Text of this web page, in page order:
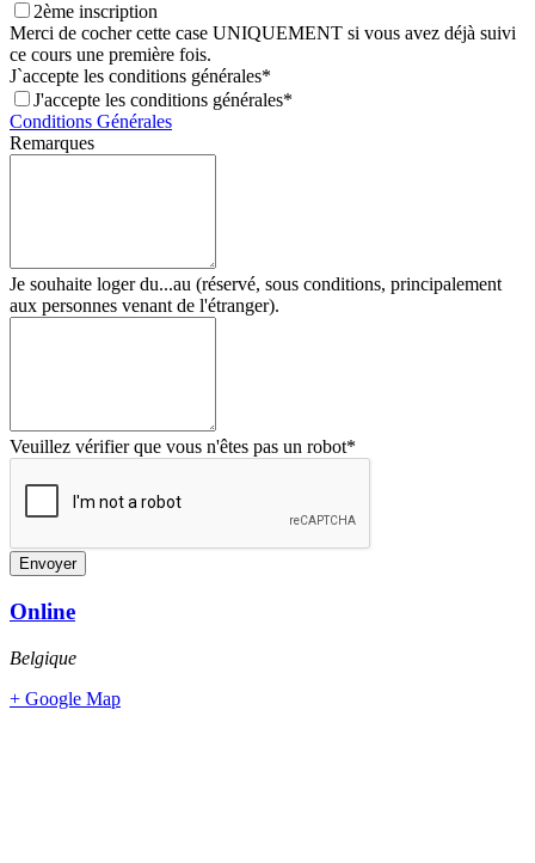
2ème inscription
Merci de cocher cette case UNIQUEMENT si vous avez déjà suivi
ce cours une première fois.
J`accepte les conditions générales*
J'accepte les conditions générales*
Conditions Générales
Remarques
Je souhaite loger du...au (réservé, sous conditions, principalement
aux personnes venant de l'étranger).
Veuillez vérifier que vous n'êtes pas un robot*
Envoyer
Online
Belgique
+ Google Map